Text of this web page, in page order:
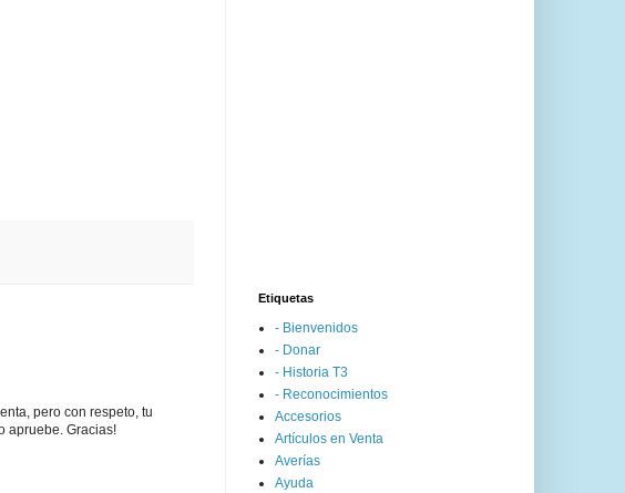
pero con respeto, tu
apruebe. Gracias!
Etiquetas
- Bienvenidos
- Donar
- Historia T3
- Reconocimientos
Accesorios
Artículos en Venta
Averías
Ayuda